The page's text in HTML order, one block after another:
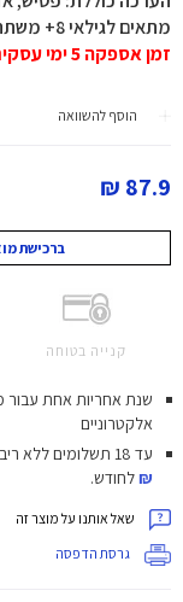
מתאים לגילאי 8+ משתתפים: 1+
זמן אספקה 5 ימי עסקים.
הוסף להשוואה
87.9 ₪
ברכישת מוצר זה
קנייה בטוחה
שנת אחריות אחת עבור
אלקטרוניים
עד 18 תשלומים ללא ריבית.
₪לחודש.
שאל אותנו על מוצר זה
גרסת הדפסה